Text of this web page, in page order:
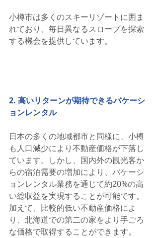
小樽市は多くのスキーリゾートに囲ま
れており、毎日異なるスロープを探索
する機会を提供しています。
2. 高いリターンが期待できるバケーシ
ョンレンタル
日本の多くの地域都市と同様に、小樽
も人口減少により不動産価格が下落し
ています。しかし、国内外の観光客か
らの宿泊需要の増加により、バケーシ
ョンレンタル業務を通じて約20%の高
い総収益を実現することが可能です。
加えて、比較的低い不動産価格によ
り、北海道での第二の家をより手ごろ
な価格で取得することができます。